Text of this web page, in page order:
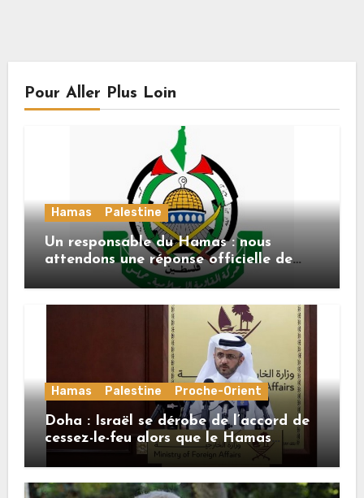
Pour Aller Plus Loin
Hamas Palestine
Un responsable du Hamas : nous
attendons une réponse officielle de
Mladenov concernant la feuille de
Hamas Palestine Proche-Orient
Doha : Israël se dérobe de l’accord de
cessez-le-feu alors que le Hamas
honore ses engagements